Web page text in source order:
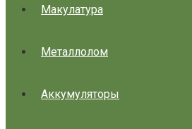
Макулатура
Металлолом
Аккумуляторы